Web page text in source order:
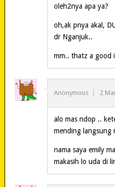
oleh2nya apa ya?
oh,ak pnya akal,
dr Nganjuk..
mm.. thatz a good
Anonymous 2
alo mas ndop ..
mending langsung
nama saya emily
makasih lo uda di